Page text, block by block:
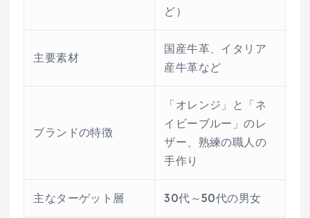
ど）
主要素材
国産牛革、イタリア
産牛革など
ブランドの特徴
「オレンジ」と「ネ
イビーブルー」のレ
ザー、熟練の職人の
手作り
主なターゲット層 30代～50代の男女